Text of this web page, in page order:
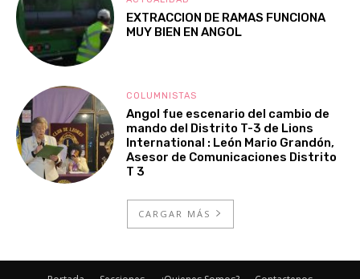
EXTRACCION DE RAMAS FUNCIONA
MUY BIEN EN ANGOL
COLUMNISTAS
Angol fue escenario del cambio de
mando del Distrito T-3 de Lions
International : León Mario Grandón,
Asesor de Comunicaciones Distrito
T 3
CARGAR MÁS